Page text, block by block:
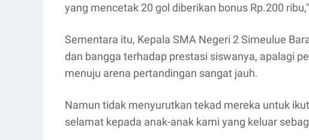
yang mencetak 20 gol diberikan bonus Rp.200
Sementara itu, Kepala SMA Negeri 2 Simeulue
dan bangga terhadap prestasi siswanya, apalagi
menuju arena pertandingan sangat jauh.
Namun tidak menyurutkan tekad mereka untuk
selamat kepada anak-anak kami yang keluar